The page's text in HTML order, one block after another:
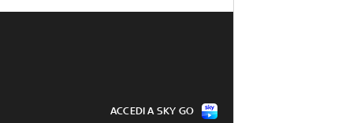
ACCEDI A SKY GO